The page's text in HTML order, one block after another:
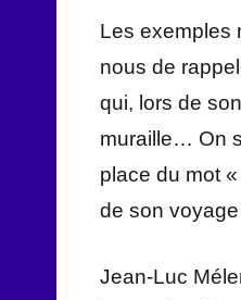
Les exemples
nous de
qui, lors de
muraille… On
place du mot
de son
Jean-Luc